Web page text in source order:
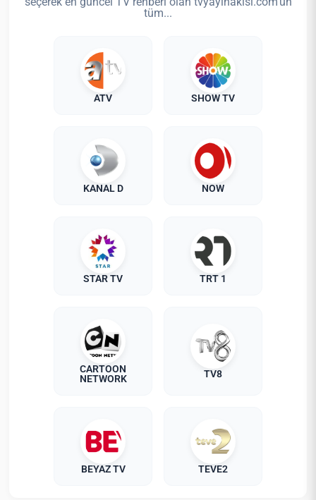
tüm...
ATV SHOW TV
KANAL D NOW
STAR TV TRT 1
CARTOON
NETWORK
TV8
BEYAZ TV TEVE2